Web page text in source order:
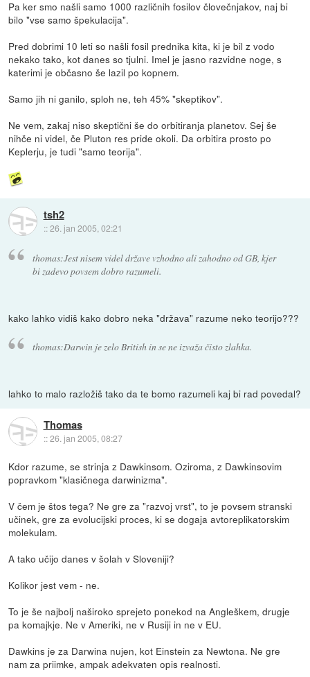
Pa ker smo našli samo 1000 različnih fosilov človečnjakov, naj bi
bilo "vse samo špekulacija".
Pred dobrimi 10 leti so našli fosil prednika kita, ki je bil z vodo
nekako tako, kot danes so tjulni. Imel je jasno razvidne noge, s
katerimi je občasno še lazil po kopnem.
Samo jih ni ganilo, sploh ne, teh 45% "skeptikov".
Ne vem, zakaj niso skeptični še do orbitiranja planetov. Sej še
nihče ni videl, če Pluton res pride okoli. Da orbitira prosto po
Keplerju, je tudi "samo teorija".
tsh2
::26. jan 2005, 02:21
thomas:Jest nisem videl države vzhodno ali zahodno od GB, kjer
bi zadevo povsem dobro razumeli.
kako lahko vidiš kako dobro neka "država" razume neko teorijo???
thomas:Darwin je zelo British in se ne izvaža čisto zlahka.
lahko to malo razložiš tako da te bomo razumeli kaj bi rad povedal?
Thomas
::26. jan 2005, 08:27
Kdor razume, se strinja z Dawkinsom. Oziroma, z Dawkinsovim
popravkom "klasičnega darwinizma".
V čem je štos tega? Ne gre za "razvoj vrst", to je povsem stranski
učinek, gre za evolucijski proces, ki se dogaja avtoreplikatorskim
molekulam.
A tako učijo danes v šolah v Sloveniji?
Kolikor jest vem - ne.
To je še najbolj naširoko sprejeto ponekod na Angleškem, drugje
pa komajkje. Ne v Ameriki, ne v Rusiji in ne v EU.
Dawkins je za Darwina nujen, kot Einstein za Newtona. Ne gre
nam za priimke, ampak adekvaten opis realnosti.